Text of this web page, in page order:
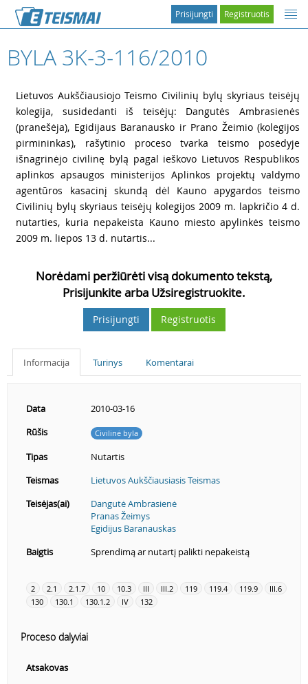
Registruotis
Prisijungti
BYLA 3K-3-116/2010
Lietuvos Aukščiausiojo Teismo Civilinių bylų skyriaus teisėjų
kolegija, susidedanti iš teisėjų: Dangutės Ambrasienės
(pranešėja), Egidijaus Baranausko ir Prano Žeimio (kolegijos
pirmininkas), rašytinio proceso tvarka teismo posėdyje
išnagrinėjo civilinę bylą pagal ieškovo Lietuvos Respublikos
aplinkos apsaugos ministerijos Aplinkos projektų valdymo
agentūros kasacinį skundą dėl Kauno apygardos teismo
Civilinių bylų skyriaus teisėjų kolegijos 2009 m. lapkričio 4 d.
nutarties, kuria nepakeista Kauno miesto apylinkės teismo
2009 m. liepos 13 d. nutartis...
Norėdami peržiūrėti visą dokumento tekstą,
Prisijunkite arba Užsiregistruokite.
Prisijungti Registruotis
Informacija Turinys Komentarai
Data
2010-03-16
Rūšis
Civilinė byla
Tipas
Nutartis
Teismas
Lietuvos Aukščiausiasis Teismas
Teisėjas(ai)
Dangutė Ambrasienė
Pranas Žeimys
Egidijus Baranauskas
Baigtis
Sprendimą ar nutartį palikti nepakeistą
2 2.1 2.1.7 10 10.3 III III.2 119 119.4 119.9
III.6
130
130.1 130.1.2 IV 132
Proceso dalyviai
Atsakovas